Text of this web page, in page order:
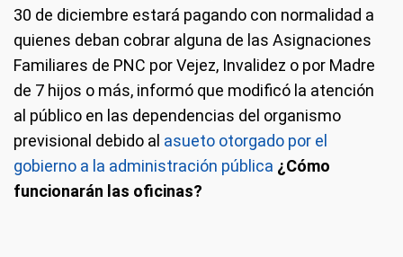
30 de diciembre estará pagando con normalidad a
quienes deban cobrar alguna de las Asignaciones
Familiares de PNC por Vejez, Invalidez o por Madre
de 7 hijos o más, informó que modificó la atención
al público en las dependencias del organismo
previsional debido al asueto otorgado por el
gobierno a la administración pública ¿Cómo
funcionarán las oficinas?